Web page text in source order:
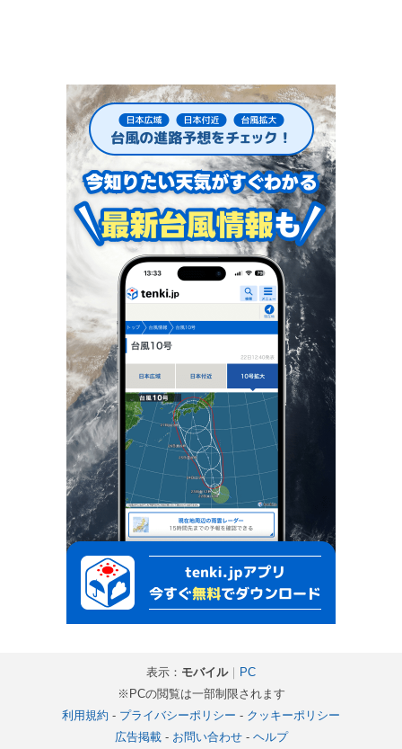
表示： モバイル｜ PC
※PCの閲覧は一部制限されます
利用規約 - プライバシーポリシー - クッキーポリシー
広告掲載- お問い合わせ- ヘルプ